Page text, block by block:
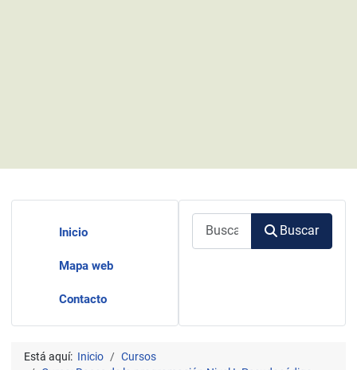
Inicio
Mapa web
Contacto
Buscar
Está aquí: Inicio
Cursos